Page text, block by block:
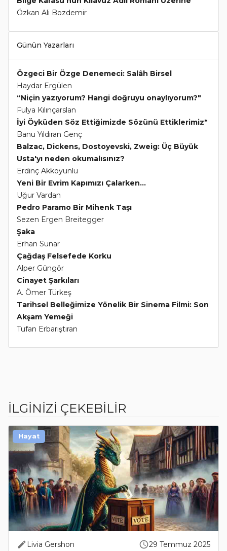
Özkan Ali Bozdemir
Günün Yazarları
Özgeci Bir Özge Denemeci: Salâh Birsel
Haydar Ergülen
“Niçin yazıyorum? Hangi doğruyu onaylıyorum?"
Fulya Kılınçarslan
İyi Öyküden Söz Ettiğimizde Sözünü Ettiklerimiz*
Banu Yıldıran Genç
Balzac, Dickens, Dostoyevski, Zweig: Üç Büyük
Usta'yı neden okumalısınız?
Erdinç Akkoyunlu
Yeni Bir Evrim Kapımızı Çalarken...
Uğur Vardan
Pedro Paramo Bir Mihenk Taşı
Sezen Ergen Breitegger
Şaka
Erhan Sunar
Çağdaş Felsefede Korku
Alper Güngör
Cinayet Şarkıları
A. Ömer Türkeş
Tarihsel Belleğimize Yönelik Bir Sinema Filmi: Son
Akşam Yemeği
Tufan Erbarıştıran
İLGİNİZİ ÇEKEBİLİR
Livia Gershon 29 Temmuz 2025
Hayat